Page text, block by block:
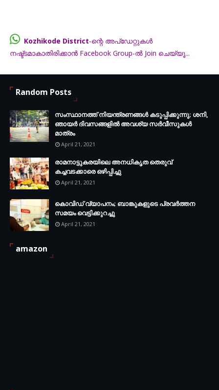
-ന്റെ അപ്ഡേറ്റുകൾ
നഷ്ട്ടമാകാതിരിക്കാൻ Facebook Group-ൽ Join ചെയ്യൂ...
Random Posts
സംസ്ഥാനത്ത് നിയന്ത്രണങ്ങള്‍ കടുപ്പിക്കുന്നു; ശനി,
ഞായര്‍ ദിവസങ്ങളില്‍ അവശ്യ സര്‍വീസുകള്‍
മാത്രം
April 21, 2021
രാമനാട്ടുകരയിലെ അനധികൃത തെരുവ്
കച്ചവടക്കാരെ ഒഴിപ്പിച്ചു
April 21, 2021
കൊവിഡ് വ്യാപനം; ബാങ്കുകളുടെ പ്രവർത്തന
സമയം വെട്ടിക്കുറച്ചു
April 21, 2021
amazon